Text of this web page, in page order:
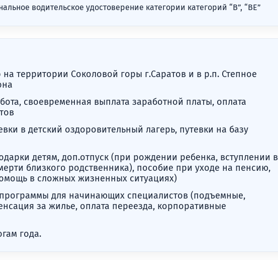
водительское удостоверение категории категорий “B”, “ВE”
на территории Соколовой горы г.Саратов и в р.п. Степное
своевременная выплата заработной платы, оплата
в детский оздоровительный лагерь, путевки на базу
детям, доп.отпуск (при рождении ребенка, вступлении в
близкого родственника), пособие при уходе на пенсию,
в сложных жизненных ситуациях)
для начинающих специалистов (подъемные,
за жилье, оплата переезда, корпоративные
года.